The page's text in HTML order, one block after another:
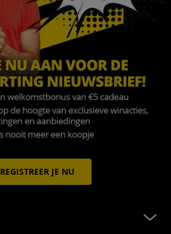
REGISTREER JE NU